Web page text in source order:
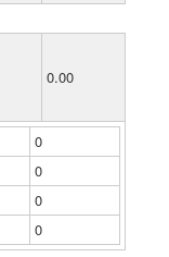
0.00
0
0
0
0